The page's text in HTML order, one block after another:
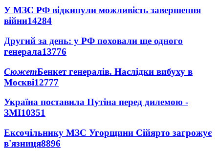
У МЗС РФ відкинули можливість завершення
війни14284
Другий за день: у РФ поховали ще одного
генерала13776
СюжетБенкет генералів. Наслідки вибуху в
Москві12777
Україна поставила Путіна перед дилемою -
ЗМІ10351
Ексочільнику МЗС Угорщини Сійярто загрожує
в'язниця8896